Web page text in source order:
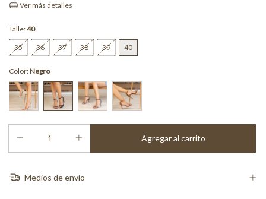
Ver más detalles
Talle:40
35 36 37 38 39 40
Color:Negro
Medios de envío